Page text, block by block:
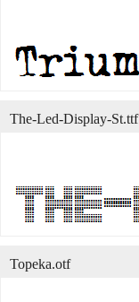
The-Led-Display-St.ttf
Topeka.otf